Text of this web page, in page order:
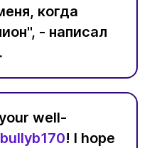
когда
- написал
well-
! I hope